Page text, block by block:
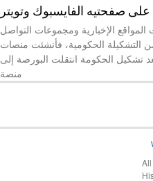
صفحتيه الفايسبوك وتويتر
الإخبارية ومجموعات التواصل
التشكيلة الحكومية، فأنشئت منصات
تشكيل الحكومة انتقلت البورصة إلى
منصة